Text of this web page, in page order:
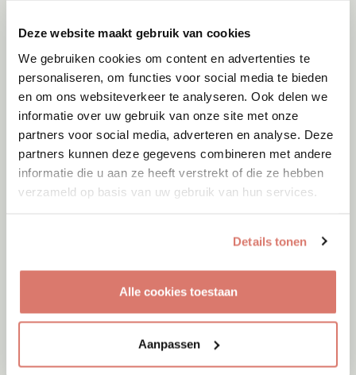
Deze website maakt gebruik van cookies
We gebruiken cookies om content en advertenties te
personaliseren, om functies voor social media te bieden
en om ons websiteverkeer te analyseren. Ook delen we
informatie over uw gebruik van onze site met onze
partners voor social media, adverteren en analyse. Deze
partners kunnen deze gegevens combineren met andere
informatie die u aan ze heeft verstrekt of die ze hebben
verzameld op basis van uw gebruik van hun services.
Details tonen
Alle cookies toestaan
Aanpassen
09-08-2026
Kito
Menen